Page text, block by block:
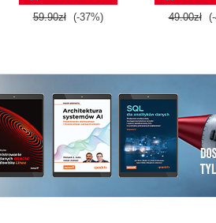
59.90zł (-37%) 49.00zł